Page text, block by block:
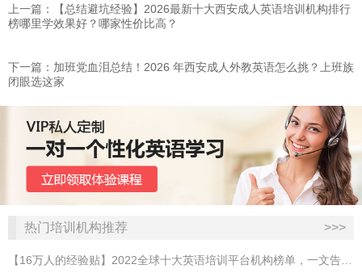
上一篇：【总结避坑经验】2026最新十大西安成人英语培训机构排行
榜哪里学效果好？哪家性价比高？
下一篇：加班党血泪总结！2026 年西安成人外教英语怎么挑？上班族
闭眼选这家
热门培训机构推荐 >>>
【16万人的经验贴】2022全球十大英语培训平台机构榜单，一文告诉你